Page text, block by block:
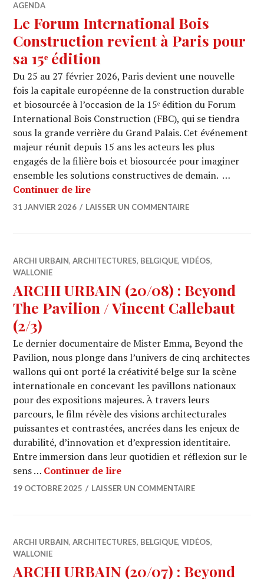
AGENDA
Le Forum International Bois
Construction revient à Paris pour
sa 15ᵉ édition
Du 25 au 27 février 2026, Paris devient une nouvelle
fois la capitale européenne de la construction durable
et biosourcée à l’occasion de la 15ᵉ édition du Forum
International Bois Construction (FBC), qui se tiendra
sous la grande verrière du Grand Palais. Cet événement
majeur réunit depuis 15 ans les acteurs les plus
engagés de la filière bois et biosourcée pour imaginer
ensemble les solutions constructives de demain. …
Continuer de lireLe Forum International Bois
31 JANVIER 2026 LAISSER UN COMMENTAIRE
ARCHI URBAIN,ARCHITECTURES, BELGIQUE,VIDÉOS,
WALLONIE
ARCHI URBAIN (20/08) : Beyond
The Pavilion / Vincent Callebaut
(2/3)
Le dernier documentaire de Mister Emma, Beyond the
Pavilion, nous plonge dans l’univers de cinq architectes
wallons qui ont porté la créativité belge sur la scène
internationale en concevant les pavillons nationaux
pour des expositions majeures. À travers leurs
parcours, le film révèle des visions architecturales
puissantes et contrastées, ancrées dans les enjeux de
durabilité, d’innovation et d’expression identitaire.
Entre immersion dans leur quotidien et réflexion sur le
sens … Continuer de lireARCHI URBAIN (20/08) :
19 OCTOBRE 2025 LAISSER UN COMMENTAIRE
ARCHI URBAIN,ARCHITECTURES, BELGIQUE,VIDÉOS,
WALLONIE
ARCHI URBAIN (20/07) : Beyond